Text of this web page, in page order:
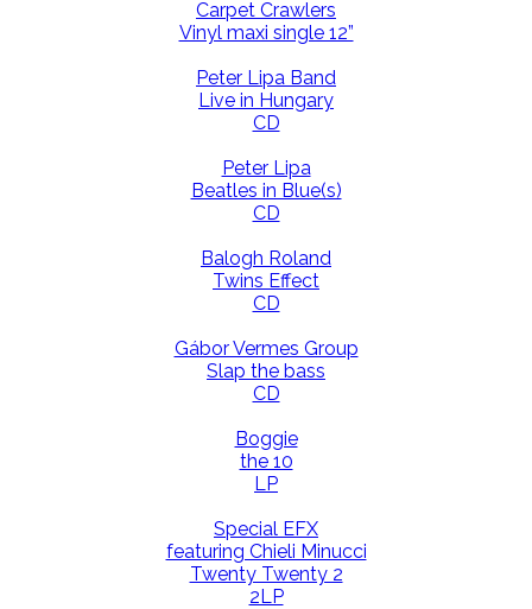
Carpet Crawlers
Vinyl maxi single 12”
Peter Lipa Band
Live in Hungary
CD
Peter Lipa
Beatles in Blue(s)
CD
Balogh Roland
Twins Effect
CD
Gábor Vermes Group
Slap the bass
CD
Boggie
the 10
LP
Special EFX
featuring Chieli Minucci
Twenty Twenty 2
2LP